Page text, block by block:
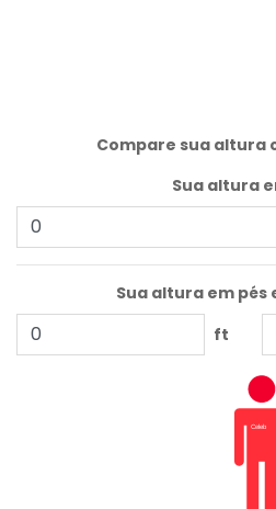
Compare sua altura
Sua altura
Sua altura em pés
ft